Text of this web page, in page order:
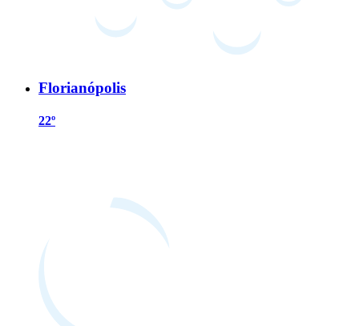
Florianópolis
22º